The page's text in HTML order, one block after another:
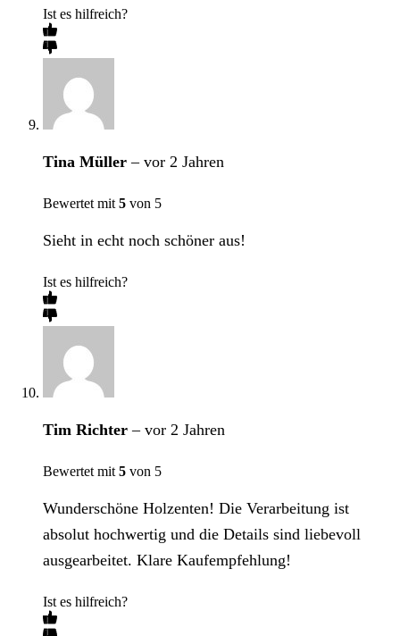
Ist es hilfreich?
Tina Müller– vor 2 Jahren
Bewertet mit 5 von 5
Sieht in echt noch schöner aus!
Ist es hilfreich?
Tim Richter– vor 2 Jahren
Bewertet mit 5 von 5
Wunderschöne Holzenten! Die Verarbeitung ist
absolut hochwertig und die Details sind liebevoll
ausgearbeitet. Klare Kaufempfehlung!
Ist es hilfreich?